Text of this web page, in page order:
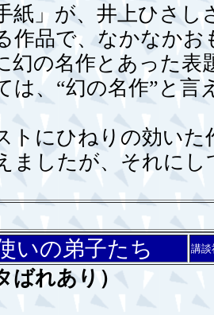
紙」が、井上ひさし
作品で、なかなか
の名作とあった表
は、“幻の名作”と
にひねりの効いた
ましたが、それに
いの弟子たち 講談
ばれあり）